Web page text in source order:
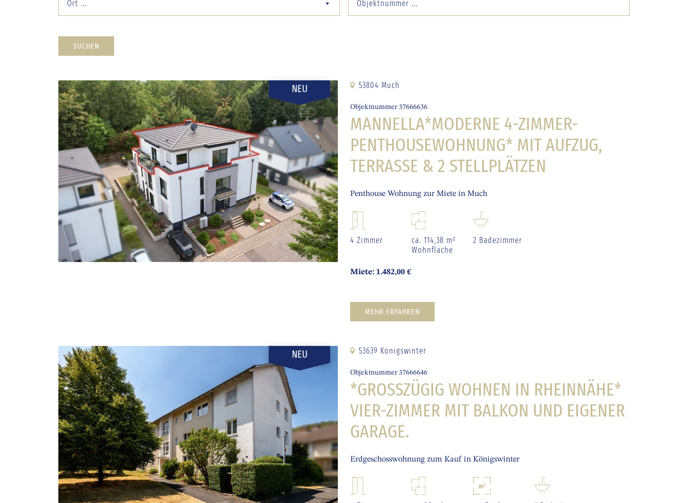
Ort ...
SUCHEN
NEU 53804 Much
Objektnummer 37666636
MANNELLA*MODERNE 4-ZIMMER-
PENTHOUSEWOHNUNG* MIT AUFZUG,
TERRASSE & 2 STELLPLÄTZEN
Penthouse Wohnung zur Miete in Much
4 Zimmer
ca. 114,38 m²
Wohnfläche
2 Badezimmer
Miete: 1.482,00 €
MEHR ERFAHREN
NEU 53639 Königswinter
Objektnummer 37666646
*GROSSZÜGIG WOHNEN IN RHEINNÄHE* V
IER-ZIMMER MIT BALKON UND EIGENER G
ARAGE.
Erdgeschosswohnung zum Kauf in Königswinter